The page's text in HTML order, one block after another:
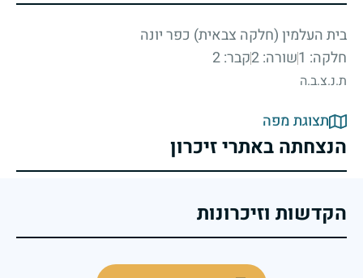
בית העלמין (חלקה צבאית) כפר יונה
חלקה: 1
שורה: 2 קבר: 2
ת.נ.צ.ב.ה
תצוגת מפה
הנצחתה באתרי זיכרון
הקדשות וזיכרונות